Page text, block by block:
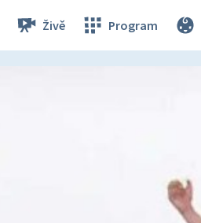
Živě Program